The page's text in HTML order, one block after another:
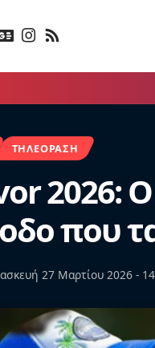
ΤΗΛΕΌΡΑΣΗ
2026:
που
27 Μαρτίου 2026 -